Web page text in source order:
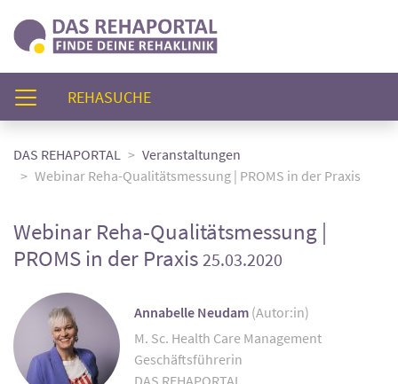
REHASUCHE(AKTUELL)
DAS REHAPORTAL
Veranstaltungen
Webinar Reha-Qualitätsmessung | PROMS in der Praxis
Webinar Reha-Qualitätsmessung |
PROMS in der Praxis25.03.2020
Annabelle Neudam (Autor:in)
M. Sc. Health Care Management
Geschäftsführerin
DAS REHAPORTAL